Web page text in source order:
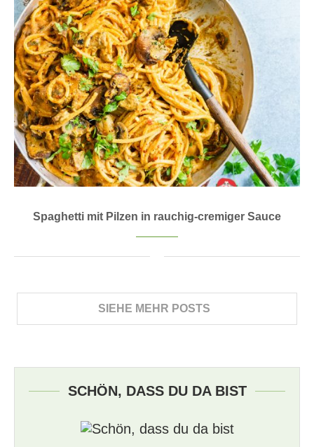
Spaghetti mit Pilzen in rauchig-cremiger Sauce
SIEHE MEHR POSTS
SCHÖN, DASS DU DA BIST